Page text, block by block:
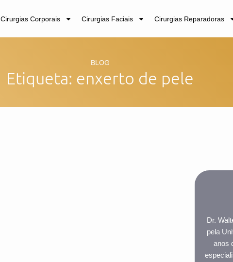
Cirurgias Corporais Cirurgias Faciais Cirurgias Reparadoras
BLOG
Etiqueta: enxerto de pele
Dr.
pela
anos